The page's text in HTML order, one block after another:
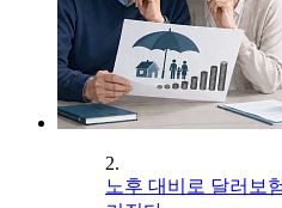
2.
노후 대비로 달러보